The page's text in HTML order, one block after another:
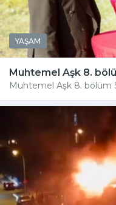
YAŞAM
Muhtemel Aşk 8.
Muhtemel Aşk 8. bölüm